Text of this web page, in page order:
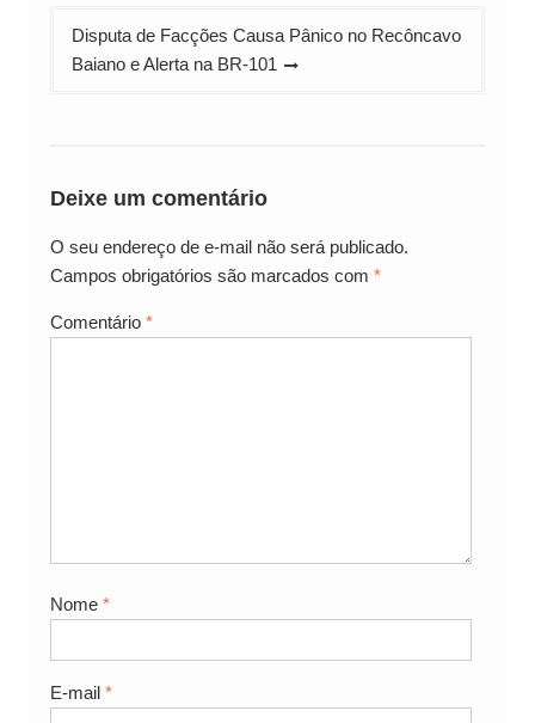
Disputa de Facções Causa Pânico no Recôncavo
Baiano e Alerta na BR-101
Deixe um comentário
O seu endereço de e-mail não será publicado.
Campos obrigatórios são marcados com *
Comentário *
Nome *
E-mail *